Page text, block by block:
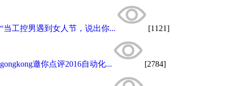
“当工控男遇到女人节，说出你... [1121]
gongkong邀你点评2016自动化... [2784]